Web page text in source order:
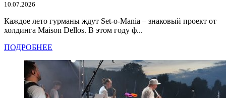
10.07.2026
Каждое лето гурманы ждут Set-o-Mania – знаковый проект от
холдинга Maison Dellos. В этом году ф...
ПОДРОБНЕЕ